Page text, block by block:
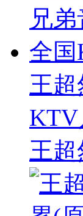
王
KTV
王超